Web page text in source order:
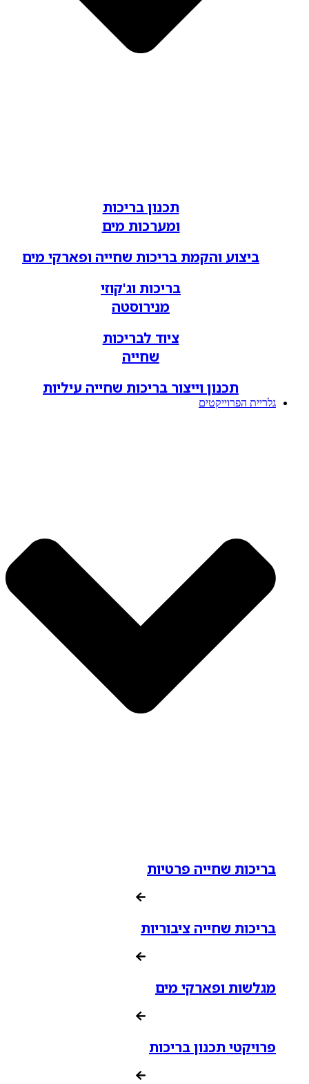
תכנון בריכות
ומערכות מים
ביצוע והקמת בריכות שחייה ופארקי מים
בריכות וג'קוזי
מנירוסטה
ציוד לבריכות
שחייה
תכנון וייצור בריכות שחייה עיליות
גלריית הפרוייקטים
בריכות שחייה פרטיות
בריכות שחייה ציבוריות
מגלשות ופארקי מים
פרויקטי תכנון בריכות